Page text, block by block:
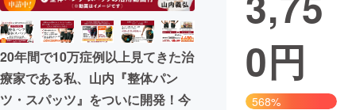
ビジネス・起業 チャレンジ
まちづくり・地域活性化
CAMPFIRE for Social Good
CAMPFIRE Creation
20年間で10万症例以上見てきた治
療家である私、山内『整体パン
ツ・スパッツ』をついに開発！今
0円
568%